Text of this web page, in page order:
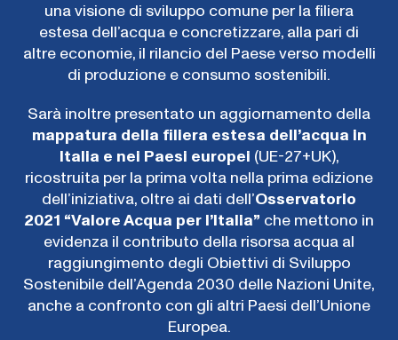
una visione di sviluppo comune per la filiera
estesa dell’acqua e concretizzare, alla pari di
altre economie, il rilancio del Paese verso modelli
di produzione e consumo sostenibili.
Sarà inoltre presentato un aggiornamento della
mappatura della filiera estesa dell’acqua in
Italia e nei Paesi europei (UE-27+UK),
ricostruita per la prima volta nella prima edizione
dell’iniziativa, oltre ai dati dell’Osservatorio
2021 “Valore Acqua per l’Italia” che mettono in
evidenza il contributo della risorsa acqua al
raggiungimento degli Obiettivi di Sviluppo
Sostenibile dell’Agenda 2030 delle Nazioni Unite,
anche a confronto con gli altri Paesi dell’Unione
Europea.